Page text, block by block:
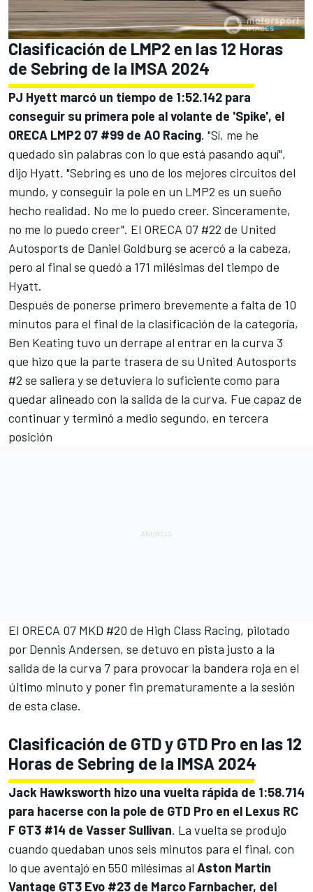
Clasificación de LMP2 en las 12 Horas
de Sebring de la IMSA 2024
PJ Hyett marcó un tiempo de 1:52.142 para
conseguir su primera pole al volante de 'Spike', el
ORECA LMP2 07 #99 de AO Racing. "Sí, me he
quedado sin palabras con lo que está pasando aquí",
dijo Hyatt. "Sebring es uno de los mejores circuitos del
mundo, y conseguir la pole en un LMP2 es un sueño
hecho realidad. No me lo puedo creer. Sinceramente,
no me lo puedo creer". El ORECA 07 #22 de United
Autosports de Daniel Goldburg se acercó a la cabeza,
pero al final se quedó a 171 milésimas del tiempo de
Hyatt.
Después de ponerse primero brevemente a falta de 10
minutos para el final de la clasificación de la categoría,
Ben Keating tuvo un derrape al entrar en la curva 3
que hizo que la parte trasera de su United Autosports
#2 se saliera y se detuviera lo suficiente como para
quedar alineado con la salida de la curva. Fue capaz de
continuar y terminó a medio segundo, en tercera
posición
El ORECA 07 MKD #20 de High Class Racing, pilotado
por Dennis Andersen, se detuvo en pista justo a la
salida de la curva 7 para provocar la bandera roja en el
último minuto y poner fin prematuramente a la sesión
de esta clase.
Clasificación de GTD y GTD Pro en las 12
Horas de Sebring de la IMSA 2024
Jack Hawksworth hizo una vuelta rápida de 1:58.714
para hacerse con la pole de GTD Pro en el Lexus RC
F GT3 #14 de Vasser Sullivan. La vuelta se produjo
cuando quedaban unos seis minutos para el final, con
lo que aventajó en 550 milésimas al Aston Martin
Vantage GT3 Evo #23 de Marco Farnbacher, del